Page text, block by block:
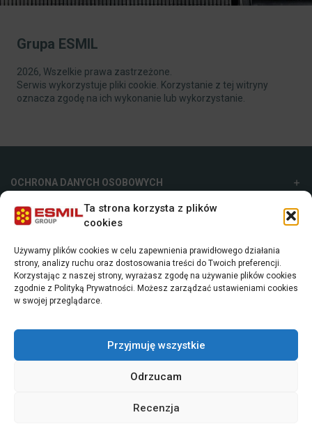
Ta strona korzysta z plików
cookies
Używamy plików cookies w celu zapewnienia prawidłowego działania
strony, analizy ruchu oraz dostosowania treści do Twoich preferencji.
Korzystając z naszej strony, wyrażasz zgodę na używanie plików cookies
zgodnie z Polityką Prywatności. Możesz zarządzać ustawieniami cookies
w swojej przeglądarce.
Przyjmuję wszystkie
Odrzucam
Recenzja
Grupa ESMIL
2026, Wszelkie prawa zastrzeżone.
Serwis wykorzystuje pliki cookie. Korzystanie z tej witryny
oznacza zgodę na ich wykonanie lub wykorzystanie.
OCHRONA DANYCH OSOBOWYCH
ESMIL GROUP
ESMIL SP. Z O.O.
ul. Strefowa 9, 19-300, Ełk, Polska
+48 87 620 06 02